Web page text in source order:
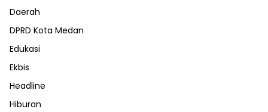
Daerah
DPRD Kota Medan
Edukasi
Ekbis
Headline
Hiburan